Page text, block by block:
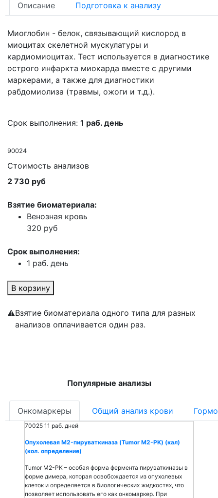
Описание Подготовка к анализу
Миоглобин - белок, связывающий кислород в
миоцитах скелетной мускулатуры и
кардиомиоцитах. Тест используется в диагностике
острого инфаркта миокарда вместе с другими
маркерами, а также для диагностики
рабдомиолиза (травмы, ожоги и т.д.).
Срок выполнения: 1 раб. день
90024
Стоимость анализов
2 730 руб
Взятие биоматериала:
Венозная кровь
320 руб
Срок выполнения:
1 раб. день
В корзину
Взятие биоматериала одного типа для разных
анализов оплачивается один раз.
Популярные анализы
Онкомаркеры Общий анализ крови
70025 11 раб. дней
Опухолевая M2-пируваткиназа (Tumor M2-PK) (кал)
(кол. определение)
Tumor M2-PK – особая форма фермента пируваткиназы в
форме димера, которая освобождается из опухолевых
клеток и определяется в биологических жидкостях, что
позволяет использовать его как онкомаркер. При